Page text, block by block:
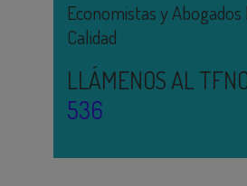
Economistas y Abogados
Calidad
LLÁMENOS AL
536